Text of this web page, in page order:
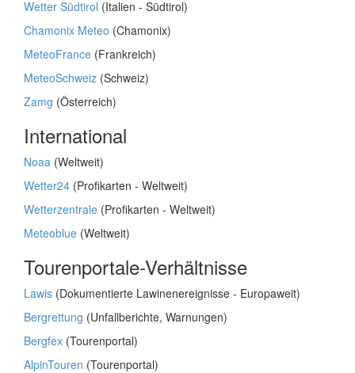
Wetter Südtirol (Italien - Südtirol)
Chamonix Meteo (Chamonix)
MeteoFrance (Frankreich)
MeteoSchweiz (Schweiz)
Zamg (Österreich)
International
Noaa (Weltweit)
Wetter24 (Profikarten - Weltweit)
Wetterzentrale (Profikarten - Weltweit)
Meteoblue (Weltweit)
Tourenportale-Verhältnisse
Lawis (Dokumentierte Lawinenereignisse - Europaweit)
Bergrettung (Unfallberichte, Warnungen)
Bergfex (Tourenportal)
AlpinTouren (Tourenportal)